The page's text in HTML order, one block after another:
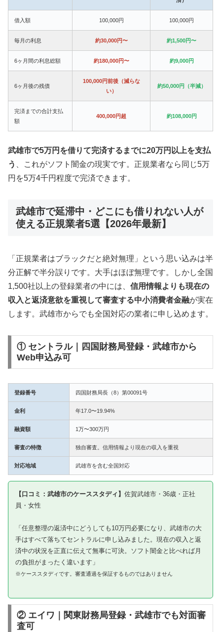
借入額 100,000円 100,000円
毎月の利息 約30,000円〜 約1,500円〜
6ヶ月間の利息総額 約180,000円〜 約9,000円
6ヶ月後の残債
100,000円前後（減らな
い）
約50,000円（半減）
完済までの合計支払
額
400,000円超 約108,000円
武雄市で5万円を借りて完済するまでに20万円以上を支払
う
、これがソフト闇金の現実です。正規業者なら同じ5万
円を5万4千円程度で完済できます。
武雄市で延滞中・どこにも借りれない人が
使える正規業者5選【2026年最新】
「正規業者はブラックだと絶対無理」という思い込みは半
分正解で半分誤りです。大手はほぼ無理です。しかし全国
1,500社以上の登録業者の中には、 信用情報よりも現在の
収入と返済意欲を重視して審査する中小消費者金融が実在
します。武雄市からでも全国対応の業者に申し込めます。
① セントラル｜四国財務局登録・武雄市から
Web申込み可
登録番号 四国財務局長（8）第00091号
金利 年17.0〜19.94%
融資額 1万〜300万円
審査の特徴 独自審査。信用情報より現在の収入を重視
対応地域 武雄市を含む全国対応
【口コミ：武雄市のケーススタディ】 佐賀武雄市・36歳・正社
員・女性
「任意整理の返済中にどうしても10万円必要になり、武雄市の大
手はすべて落ちてセントラルに申し込みました。現在の収入と返
済中の状況を正直に伝えて無事に可決。ソフト闇金と比べれば月
の負担がまったく違います」
※ケーススタディです。審査通過を保証するものではありません
② エイワ｜関東財務局登録・武雄市でも対面審
査可